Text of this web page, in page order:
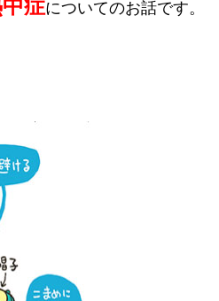
症についてのお話です。